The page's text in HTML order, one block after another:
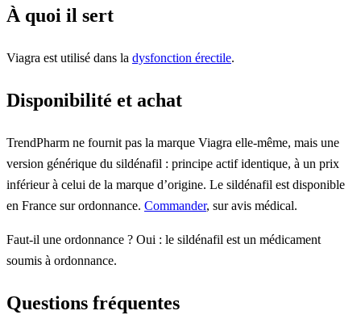
À quoi il sert
Viagra est utilisé dans la dysfonction érectile.
Disponibilité et achat
TrendPharm ne fournit pas la marque Viagra elle-même, mais une
version générique du sildénafil : principe actif identique, à un prix
inférieur à celui de la marque d’origine. Le sildénafil est disponible
en France sur ordonnance. Commander, sur avis médical.
Faut-il une ordonnance ? Oui : le sildénafil est un médicament
soumis à ordonnance.
Questions fréquentes